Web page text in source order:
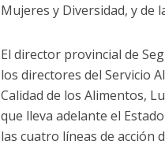
Mujeres y Diversidad, y de
El director provincial de
los directores del Servicio
Calidad de los Alimentos,
que lleva adelante el
las cuatro líneas de acción